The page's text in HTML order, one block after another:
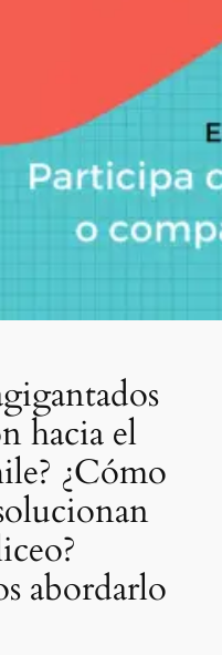
hacia el
¿Cómo
abordarlo